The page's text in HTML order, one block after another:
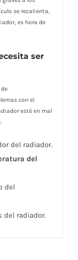
se recalienta,
es hora de
ser
con el
esté en mal
del radiador.
del
del
del radiador.